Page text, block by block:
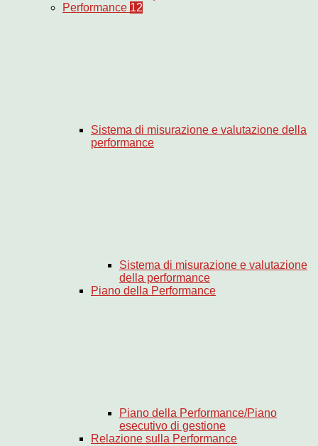
Performance 12
Sistema di misurazione e valutazione della
performance
Sistema di misurazione e valutazione
della performance
Piano della Performance
Piano della Performance/Piano
esecutivo di gestione
Relazione sulla Performance